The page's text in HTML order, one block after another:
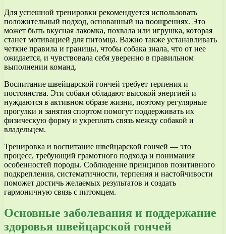
Для успешной тренировки рекомендуется использовать
положительный подход, основанный на поощрениях. Это
может быть вкусная лакомка, похвала или игрушка, которая
станет мотивацией для питомца. Важно также устанавливать
четкие правила и границы, чтобы собака знала, что от нее
ожидается, и чувствовала себя уверенно в правильном
выполнении команд.
Воспитание швейцарской гончей требует терпения и
постоянства. Эти собаки обладают высокой энергией и
нуждаются в активном образе жизни, поэтому регулярные
прогулки и занятия спортом помогут поддерживать их
физическую форму и укреплять связь между собакой и
владельцем.
Тренировка и воспитание швейцарской гончей — это
процесс, требующий грамотного подхода и понимания
особенностей породы. Соблюдение принципов позитивного
подкрепления, систематичности, терпения и настойчивости
поможет достичь желаемых результатов и создать
гармоничную связь с питомцем.
Основные заболевания и поддержание
здоровья швейцарской гончей